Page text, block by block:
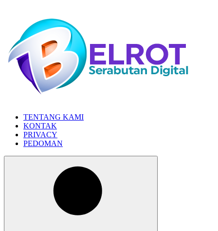
content
TENTANG KAMI
KONTAK
PRIVACY
PEDOMAN